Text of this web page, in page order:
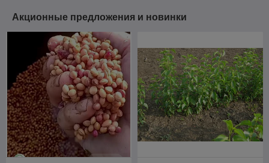
Акционные предложения и новинки